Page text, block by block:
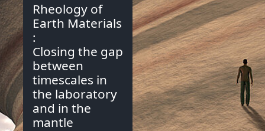
Rheology of
Earth Materials
:
Closing the gap
between
timescales in
the laboratory
and in the
mantle